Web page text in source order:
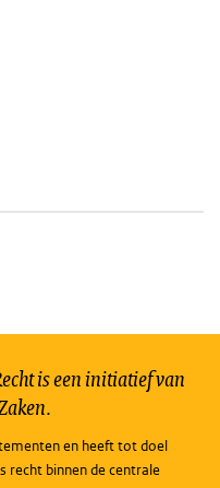
is een initiatief van
en heeft tot doel
recht binnen de centrale